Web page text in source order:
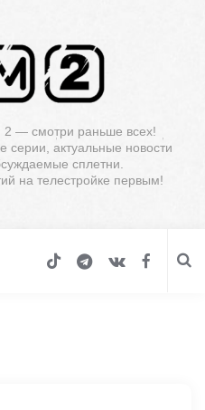
— смотри раньше всех!
актуальные новости
сплетни.
на телестройке первым!